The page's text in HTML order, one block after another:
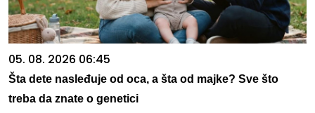
05. 08. 2026 06:45
Šta dete nasleđuje od oca, a šta od majke? Sve što
treba da znate o genetici